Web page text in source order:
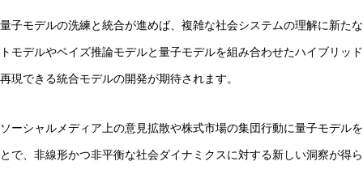
量子モデルの洗練と統合が進めば、複雑な社会システムの理解に新た
トモデルやベイズ推論モデルと量子モデルを組み合わせたハイブリッ
再現できる統合モデルの開発が期待されます。
ソーシャルメディア上の意見拡散や株式市場の集団行動に量子モデル
とで、非線形かつ非平衡な社会ダイナミクスに対する新しい洞察が得